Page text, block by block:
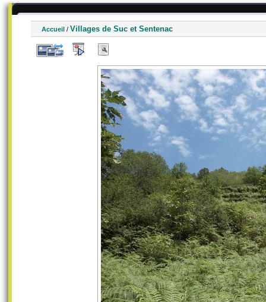
Accueil / Villages de Suc et Sentenac